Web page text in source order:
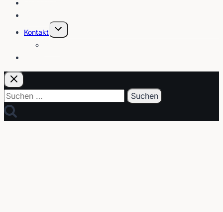
Kontakt
Untermenü
umschalten
Suchen
nach: